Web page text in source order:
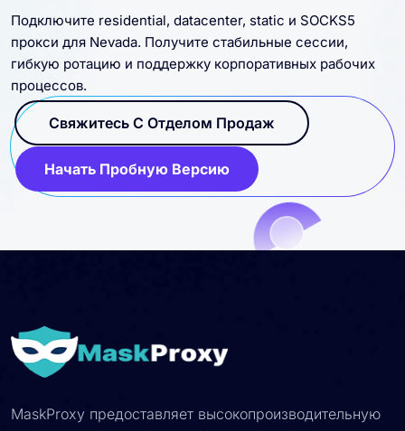
Подключите residential, datacenter, static и SOCKS5
прокси для Nevada. Получите стабильные сессии,
гибкую ротацию и поддержку корпоративных рабочих
процессов.
Свяжитесь С Отделом Продаж
Начать Пробную Версию
MaskProxy предоставляет высокопроизводительную